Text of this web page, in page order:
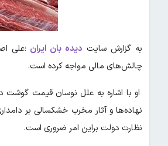
به گزارش سایت دیده بان ایران ؛علی
چالش‌های مالی مواجه کرده است.
او با اشاره به علل نوسان قیمت گوشت
نهاده‌ها و آثار مخرب خشکسالی بر
نظارت دولت براین امر ضروری است.